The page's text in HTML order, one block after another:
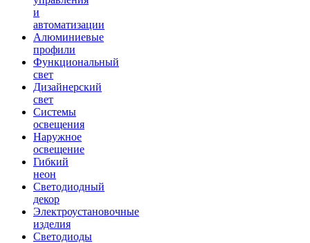
и
автоматизации
Алюминиевые
профили
Функциональный
свет
Дизайнерский
свет
Системы
освещения
Наружное
освещение
Гибкий
неон
Светодиодный
декор
Электроустановочные
изделия
Светодиоды